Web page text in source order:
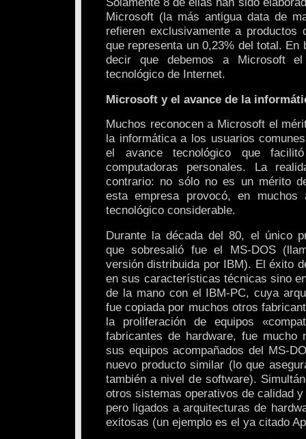
Microsoft (la más antigua data de
refieren exclusivamente a productos
que representa un 0,23% del total. En
decir que debemos a Microsoft
tecnológico de Internet.
Microsoft y el avance de la
Muchos reconocen a Microsoft el
la informática a los usuarios
el avance tecnológico que
computadoras personales. La
contrario: no sólo no es un mérito
esta empresa provocó, en muchos
tecnológico considerable.
Durante la década del 80, el único
que sobresalió fue el MS-DOS
versión distribuida por IBM). El éxito
en sus características técnicas sino
de la mano con el IBM-PC, cuya
fue copiada por muchos otros
la proliferación de equipos
fabricantes de hardware, fue mucho
sus equipos acompañados del MS-
nuevo producto similar (lo que
también a nivel de software).
otros sistemas operativos de calidad
pero ligados a arquitecturas de
exitosas (un ejemplo es el ya citado